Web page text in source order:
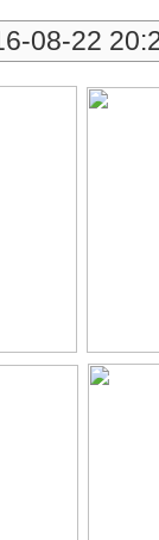
08-22